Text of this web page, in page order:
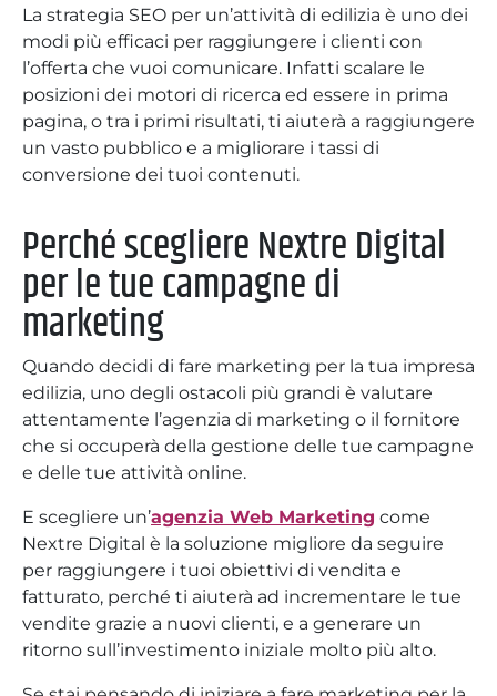
La strategia SEO per un’attività di edilizia è uno dei
modi più efficaci per raggiungere i clienti con
l’offerta che vuoi comunicare. Infatti scalare le
posizioni dei motori di ricerca ed essere in prima
pagina, o tra i primi risultati, ti aiuterà a raggiungere
un vasto pubblico e a migliorare i tassi di
conversione dei tuoi contenuti.
Perché scegliere Nextre Digital
per le tue campagne di
marketing
Quando decidi di fare marketing per la tua impresa
edilizia, uno degli ostacoli più grandi è valutare
attentamente l’agenzia di marketing o il fornitore
che si occuperà della gestione delle tue campagne
e delle tue attività online.
E scegliere un’agenzia Web Marketing come
Nextre Digital è la soluzione migliore da seguire
per raggiungere i tuoi obiettivi di vendita e
fatturato, perché ti aiuterà ad incrementare le tue
vendite grazie a nuovi clienti, e a generare un
ritorno sull’investimento iniziale molto più alto.